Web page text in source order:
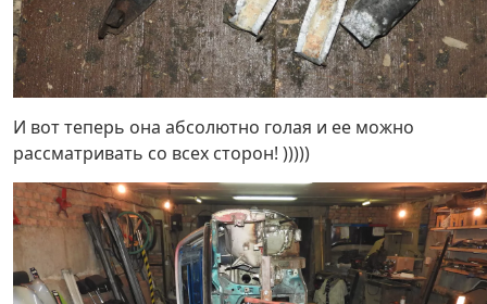
И вот теперь она абсолютно голая и ее можно
рассматривать со всех сторон! )))))